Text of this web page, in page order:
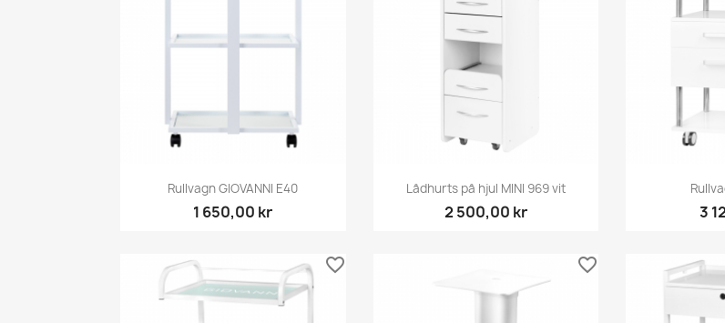
Snabbvy
Rullvagn GIOVANNI E40
1 650,00 kr
Snabbvy
Lådhurts på hjul MINI 969 vit
2 500,00 kr

3
favorite_border favorite_border